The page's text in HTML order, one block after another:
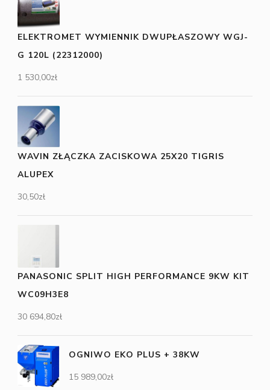
ELEKTROMET WYMIENNIK DWUPŁASZOWY WGJ-
G 120L (22312000)
1 530,00zł
WAVIN ZŁĄCZKA ZACISKOWA 25X20 TIGRIS
ALUPEX
30,50zł
PANASONIC SPLIT HIGH PERFORMANCE 9KW KIT
WC09H3E8
30 694,80zł
OGNIWO EKO PLUS + 38KW
15 989,00zł